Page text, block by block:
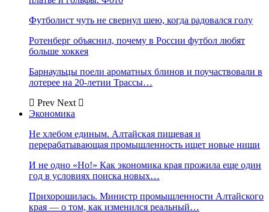
Футболист чуть не свернул шею, когда радовался голу
Ротенберг объяснил, почему в России футбол любят
больше хоккея
Барнаульцы поели ароматных блинов и поучаствовали в
лотерее на 20-летии Трассы…
Prev Next
Экономика
Не хлебом единым. Алтайская пищевая и
перерабатывающая промышленность ищет новые ниши
И не одно «Но!» Как экономика края прожила еще один
год в условиях поиска новых…
Прихорошилась. Министр промышленности Алтайского
края — о том, как изменился реальный…